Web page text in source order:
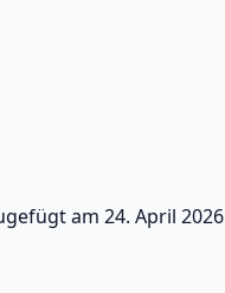
am 24. April 2026